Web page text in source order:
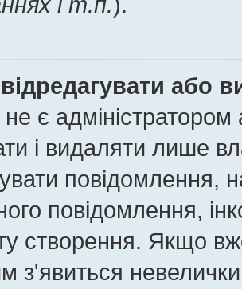
або
є
і видаляти лише
повідомлення,
повідомлення,
створення. Якщо
з'явиться